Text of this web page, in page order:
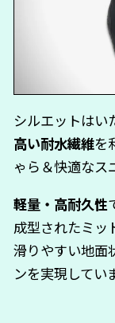
シルエットはい
高い耐水繊維を
ゃら＆快適なス
軽量・高耐久性
成型されたミッ
滑りやすい地面
ンを実現してい